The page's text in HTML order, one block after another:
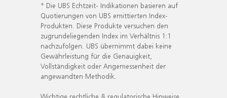
* Die UBS Echtzeit- Indikationen basieren auf
Quotierungen von UBS emittierten Index-
Produkten. Diese Produkte versuchen den
zugrundeliegenden Index im Verhältnis 1:1
nachzufolgen. UBS übernimmt dabei keine
Gewährleistung für die Genauigkeit,
Vollständigkeit oder Angemessenheit der
angewandten Methodik.